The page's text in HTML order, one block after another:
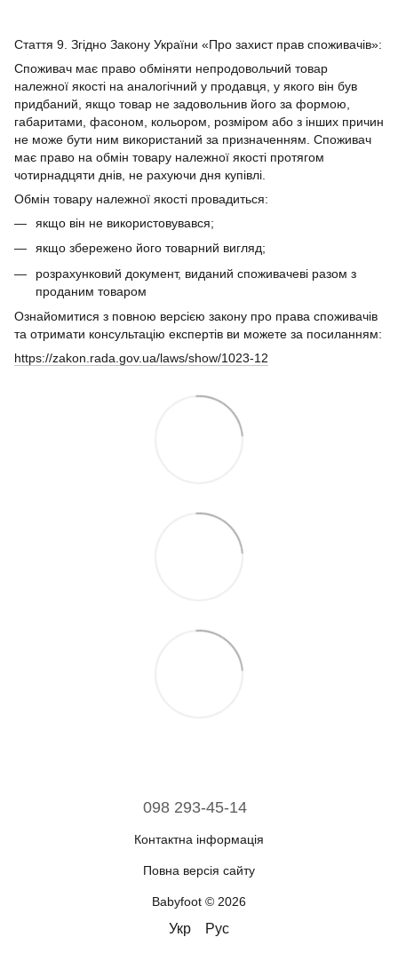
Стаття 9. Згідно Закону України «Про захист прав споживачів»:
Споживач має право обміняти непродовольчий товар
належної якості на аналогічний у продавця, у якого він був
придбаний, якщо товар не задовольнив його за формою,
габаритами, фасоном, кольором, розміром або з інших причин
не може бути ним використаний за призначенням. Споживач
має право на обмін товару належної якості протягом
чотирнадцяти днів, не рахуючи дня купівлі.
Обмін товару належної якості провадиться:
якщо він не використовувався;
якщо збережено його товарний вигляд;
розрахунковий документ, виданий споживачеві разом з
проданим товаром
Ознайомитися з повною версією закону про права споживачів
та отримати консультацію експертів ви можете за посиланням:
https://zakon.rada.gov.ua/laws/show/1023-12
098 293-45-14
Контактна інформація
Повна версія сайту
Babyfoot © 2026
Укр Рус